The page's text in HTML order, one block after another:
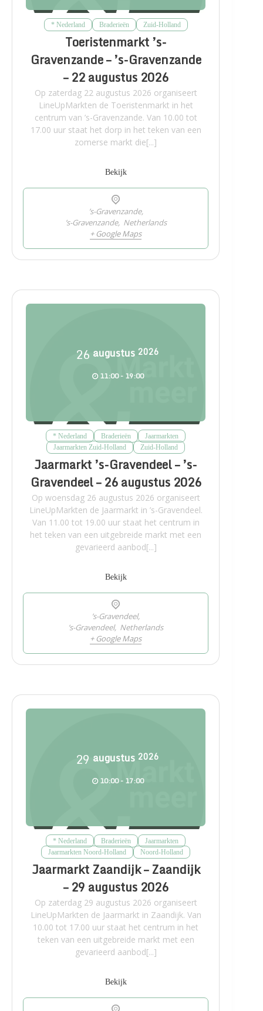
* Nederland Braderieën Zuid-Holland
Toeristenmarkt ’s-
Gravenzande – ’s-Gravenzande
– 22 augustus 2026
Op zaterdag 22 augustus 2026 organiseert
LineUpMarkten de Toeristenmarkt in het
centrum van ’s-Gravenzande. Van 10.00 tot
17.00 uur staat het dorp in het teken van een
zomerse markt die[...]
Bekijk
’s-Gravenzande,
’s-Gravenzande, Netherlands
+ Google Maps
26 augustus 2026
11:00 - 19:00
* Nederland Braderieën
Jaarmarkten
Jaarmarkten Zuid-Holland
Zuid-Holland
Jaarmarkt ’s-Gravendeel – ’s-
Gravendeel – 26 augustus 2026
Op woensdag 26 augustus 2026 organiseert
LineUpMarkten de Jaarmarkt in ’s-Gravendeel.
Van 11.00 tot 19.00 uur staat het centrum in
het teken van een uitgebreide markt met een
gevarieerd aanbod[...]
Bekijk
’s-Gravendeel,
’s-Gravendeel, Netherlands
+ Google Maps
29 augustus 2026
10:00 - 17:00
* Nederland Braderieën
Jaarmarkten
Jaarmarkten Noord-Holland
Noord-Holland
Jaarmarkt Zaandijk – Zaandijk
– 29 augustus 2026
Op zaterdag 29 augustus 2026 organiseert
LineUpMarkten de Jaarmarkt in Zaandijk. Van
10.00 tot 17.00 uur staat het centrum in het
teken van een uitgebreide markt met een
gevarieerd aanbod[...]
Bekijk